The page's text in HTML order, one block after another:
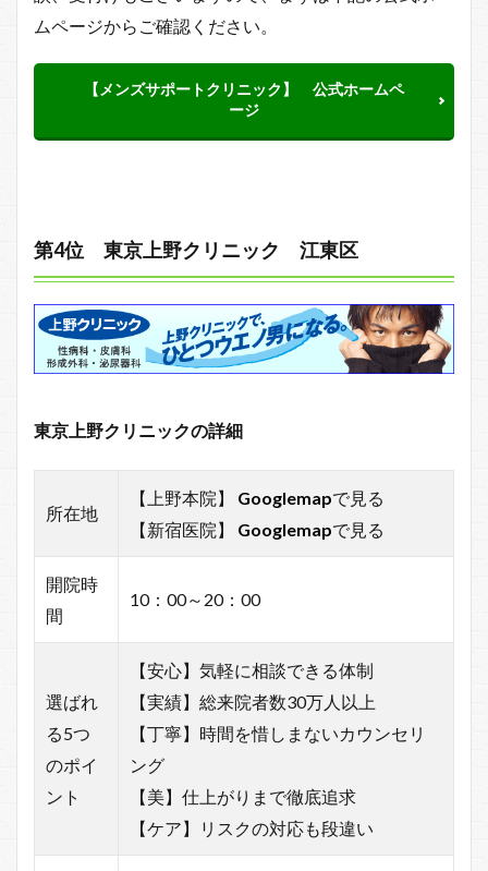
ムページからご確認ください。
【メンズサポートクリニック】 公式ホームペ
ージ
第4位 東京上野クリニック 江東区
東京上野クリニックの詳細
所在地
【上野本院】 Googlemapで見る
【新宿医院】 Googlemapで見る
開院時
間
10：00～20：00
選ばれ
る5つ
のポイ
ント
【安心】気軽に相談できる体制
【実績】総来院者数30万人以上
【丁寧】時間を惜しまないカウンセリ
ング
【美】仕上がりまで徹底追求
【ケア】リスクの対応も段違い